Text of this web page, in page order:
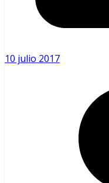
10 julio 2017